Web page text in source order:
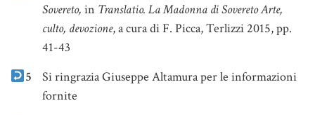
Sovereto, in Translatio. La Madonna di Sovereto Arte,
culto, devozione, a cura di F. Picca, Terlizzi 2015, pp.
41-43
5
Si ringrazia Giuseppe Altamura per le informazioni
fornite